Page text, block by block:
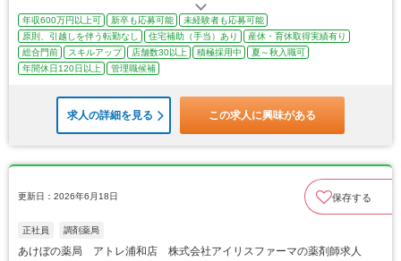
年収600万円以上可 新卒も応募可能
未経験者も応募可能
原則、引越しを伴う転勤なし
住宅補助（手当）あり
産休・育休取得実績有り
総合門前
スキルアップ 店舗数30以上 積極採用中
夏～秋入職可
年間休日120日以上
管理職候補
求人の詳細を見る この求人に興味がある
更新日：2026年6月18日 保存する
正社員 調剤薬局
あけぼの薬局 アトレ浦和店 株式会社アイリスファーマの薬剤師求人